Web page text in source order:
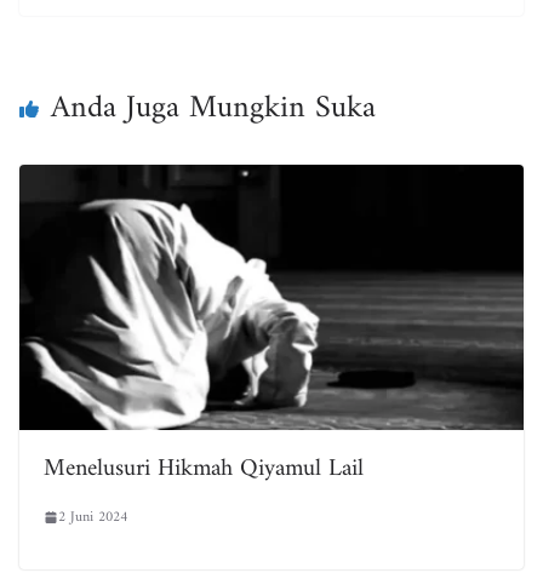
pp
Anda Juga Mungkin Suka
Menelusuri Hikmah Qiyamul Lail
2 Juni 2024